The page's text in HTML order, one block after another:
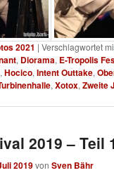
2021 |Verschlagwortet
, Diorama, E-Tropolis
,Hocico,Intent Outtake,
,Xotox,Zweite
2019 – Teil 1
2019vonSven Bähr